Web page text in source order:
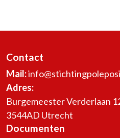
Contact
Mail:
Adres:
Burgemeester Verderlaan
3544AD Utrecht
Documenten